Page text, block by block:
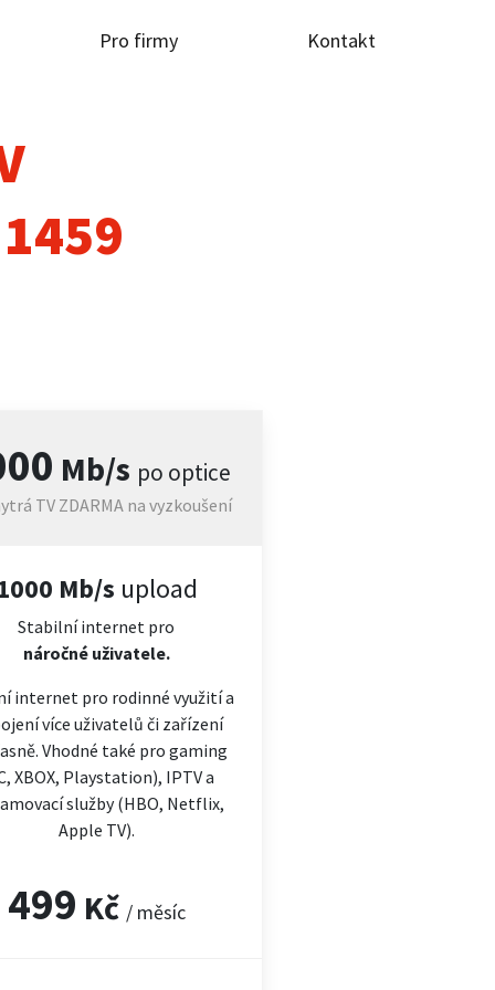
Pro firmy Kontakt
Mb/s po optice
TV ZDARMA na vyzkoušení
Mb/s upload
Stabilní internet pro
náročnéuživatele.
internet pro rodinné využití a
více uživatelů či zařízení
Vhodné také pro gaming
XBOX, Playstation), IPTV a
služby (HBO, Netflix,
Apple TV).
499 Kč / měsíc